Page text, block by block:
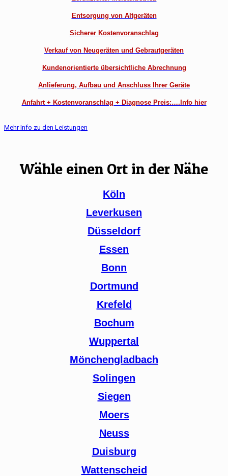
Entsorgung von Altgeräten
Sicherer Kostenvoranschlag
Verkauf von Neugeräten und Gebrautgeräten
Kundenorientierte übersichtliche Abrechnung
Anlieferung, Aufbau und Anschluss Ihrer Geräte
Anfahrt + Kostenvoranschlag + Diagnose Preis:….Info hier
Mehr Info zu den Leistungen
Wähle einen Ort in der Nähe
Köln
Leverkusen
Düsseldorf
Essen
Bonn
Dortmund
Krefeld
Bochum
Wuppertal
Mönchengladbach
Solingen
Siegen
Moers
Neuss
Duisburg
Wattenscheid